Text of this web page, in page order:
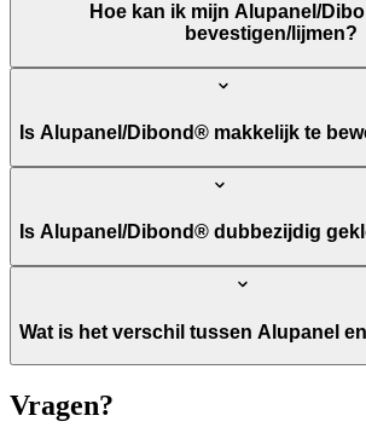
Hoe kan ik mijn Alupanel/
bevestigen/lijmen?
Is Alupanel/Dibond® makkelijk te
Is Alupanel/Dibond® dubbezijdig
Wat is het verschil tussen Alupanel
Vragen?